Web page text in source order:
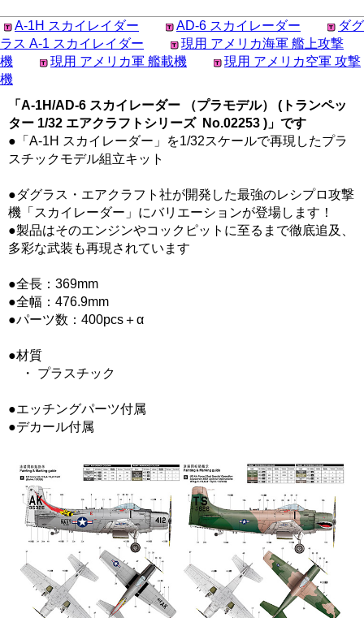
A-1H スカイレイダー AD-6 スカイレーダー
ダグ
ラス A-1 スカイレイダー
現用 アメリカ海軍 艦上攻撃
機
現用 アメリカ軍 艦載機
現用 アメリカ空軍 攻撃
機
「A-1H/AD-6 スカイレーダー （プラモデル） (トランペッ
ター 1/32 エアクラフトシリーズ No.02253 )」です
●「A-1H スカイレーダー」を1/32スケールで再現したプラ
スチックモデル組立キット
●ダグラス・エアクラフト社が開発した最強のレシプロ攻撃
機「スカイレーダー」にバリエーションが登場します！
●製品はそのエンジンやコックピットに至るまで徹底追及、
多彩な武装も再現されています
●全長：369mm
●全幅：476.9mm
●パーツ数：400pcs＋α
●材質
・ プラスチック
●エッチングパーツ付属
●デカール付属